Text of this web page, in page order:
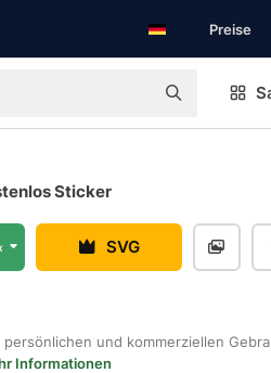
Preise
Sticker
SVG
und kommerziellen
Informationen